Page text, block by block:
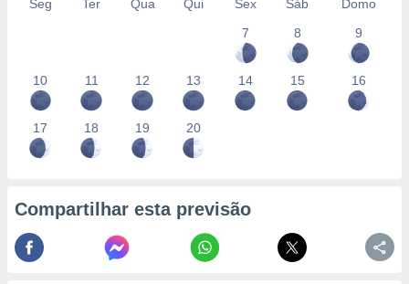
Seg Ter Qua Qui Sex Sáb
Domo
7
8 9
10 11 12 13 14 15 16
17 18 19 20
Compartilhar esta previsão